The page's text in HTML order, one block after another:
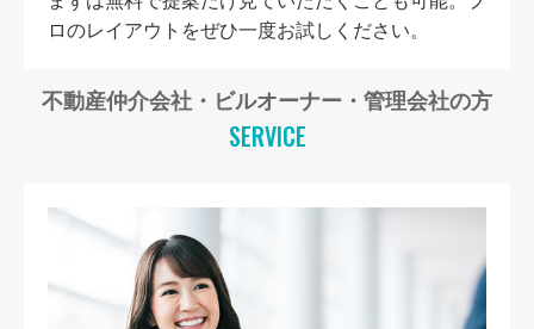
ロのレイアウトをぜひ一度お試しください。
不動産仲介会社・ビルオーナー・管理会社の方
SERVICE